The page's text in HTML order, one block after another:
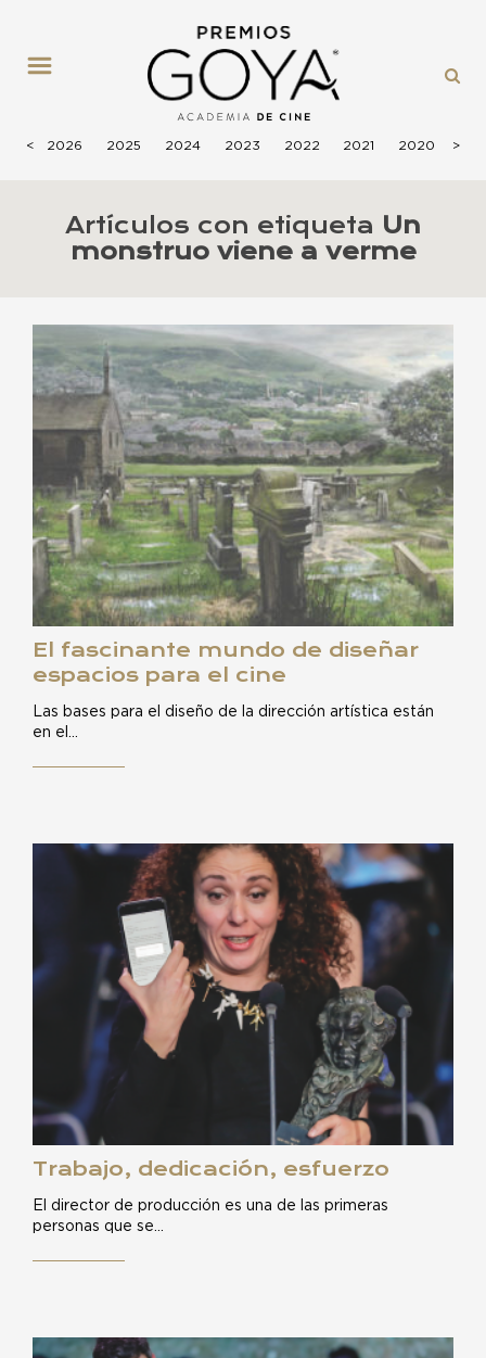
< 2026 2025 2024 2023 2022 2021 2020 >
Artículos con etiqueta Un
monstruo viene a verme
El fascinante mundo de diseñar
espacios para el cine
Las bases para el diseño de la dirección artística están
en el…
Trabajo, dedicación, esfuerzo
El director de producción es una de las primeras
personas que se…